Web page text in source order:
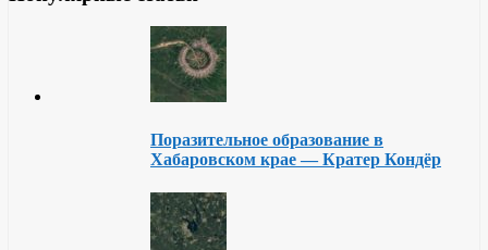
Поразительное образование в
Хабаровском крае — Кратер Кондёр